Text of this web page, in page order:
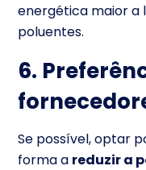
energética maior a
poluentes.
6.
Se possível, optar
forma a reduzir a